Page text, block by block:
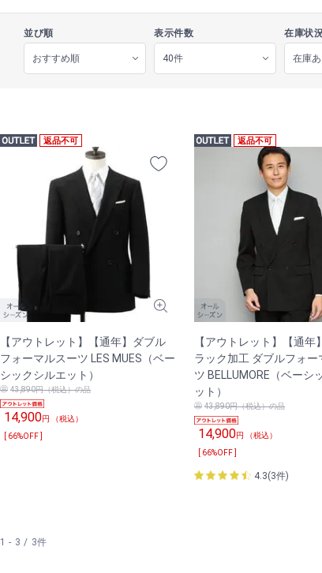
並び順 表示件数 在庫状
返品不可
【アウトレット】【通年】ダブル
フォーマルスーツ LES MUES（ベー
シックシルエット）
43,890円（税込）の品
14,900円 （税込）
[ 66%OFF ]
返品不可
【アウトレット】【通年
ラック加工 ダブルフォー
ツ BELLUMORE（ベーシ
ット）
43,890円（税込）の品
14,900円 （税込）
[ 66%OFF ]
4.3(3件)
1 - 3 / 3件